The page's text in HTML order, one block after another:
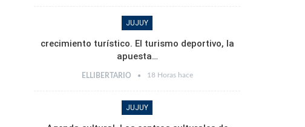
JUJUY
crecimiento turístico. El turismo deportivo, la
apuesta…
ELLIBERTARIO 18 Horas hace
JUJUY